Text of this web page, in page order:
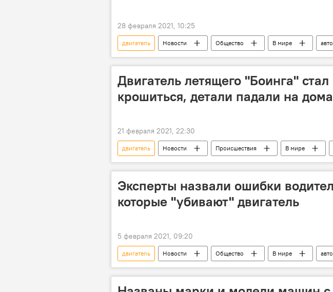
28 февраля 2021, 10:25
двигатель Новости Общество В мире
миф
Двигатель летящего "Боинга" стал
крошиться, детали падали на
21 февраля 2021, 22:30
двигатель Новости Происшествия В мире
видео
Эксперты назвали ошибки
которые "убивают" двигатель
5 февраля 2021, 09:20
двигатель Новости Общество В мире
водитель